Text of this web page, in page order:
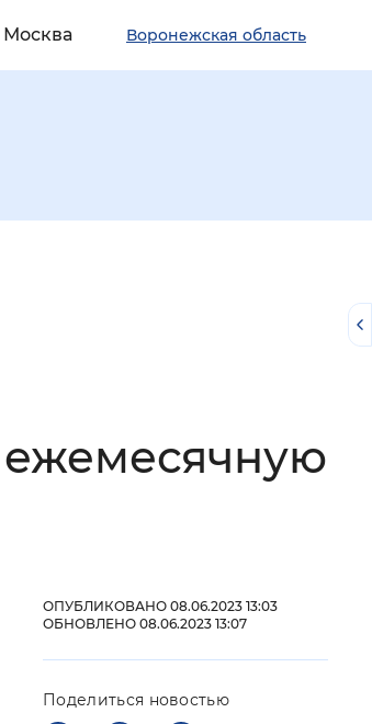
Москва Воронежская область
ОПУБЛИКОВАНО 08.06.2023 13:03
ОБНОВЛЕНО 08.06.2023 13:07
Поделиться новостью